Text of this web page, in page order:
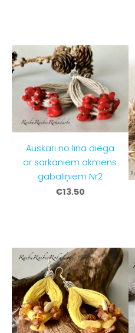
Auskari no lina diega
ar sarkaniem akmens
gabaliņiem Nr2
€13.50